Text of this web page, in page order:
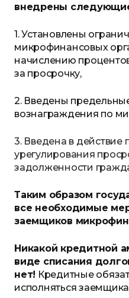
внедрены
1. Установлены
микрофинансовых
начислению
за просрочку,
2. Введены
вознаграждения по
3. Введена в
урегулирования
задолженности
Таким образом г
все необходимые
заемщиков
Никакой кредитной
виде списания
нет! Кредитные
исполняться